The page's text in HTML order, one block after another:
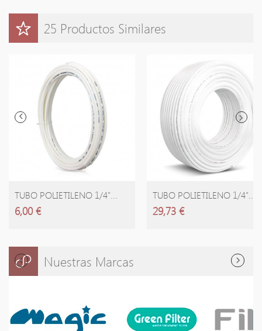
25 Productos Similares
AÑADIR CARRITO
TUBO POLIETILENO 1/4"...
6,00 €
AÑADIR CARRITO
TUBO POLIETILENO 1/4"...
29,73 €
Nuestras Marcas